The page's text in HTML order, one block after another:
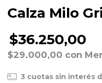
Calza Milo
$36.250,00
$29.000,00 con
3 cuotas sin interés